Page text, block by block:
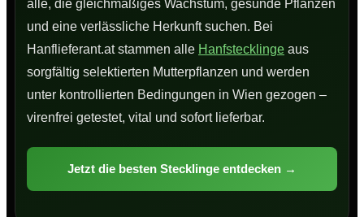
alle, die gleichmäßiges Wachstum, gesunde Pflanzen
und eine verlässliche Herkunft suchen. Bei
Hanflieferant.at stammen alle Hanfstecklinge aus
sorgfältig selektierten Mutterpflanzen und werden
unter kontrollierten Bedingungen in Wien gezogen –
virenfrei getestet, vital und sofort lieferbar.
Jetzt die besten Stecklinge entdecken →